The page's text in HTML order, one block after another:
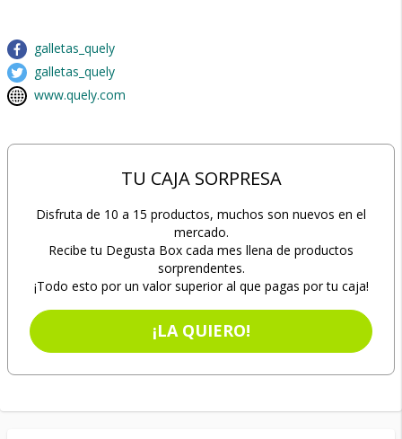
galletas_quely
galletas_quely
www.quely.com
TU CAJA SORPRESA
Disfruta de 10 a 15 productos, muchos son nuevos en el
mercado.
Recibe tu Degusta Box cada mes llena de productos
sorprendentes.
¡Todo esto por un valor superior al que pagas por tu caja!
¡LA QUIERO!